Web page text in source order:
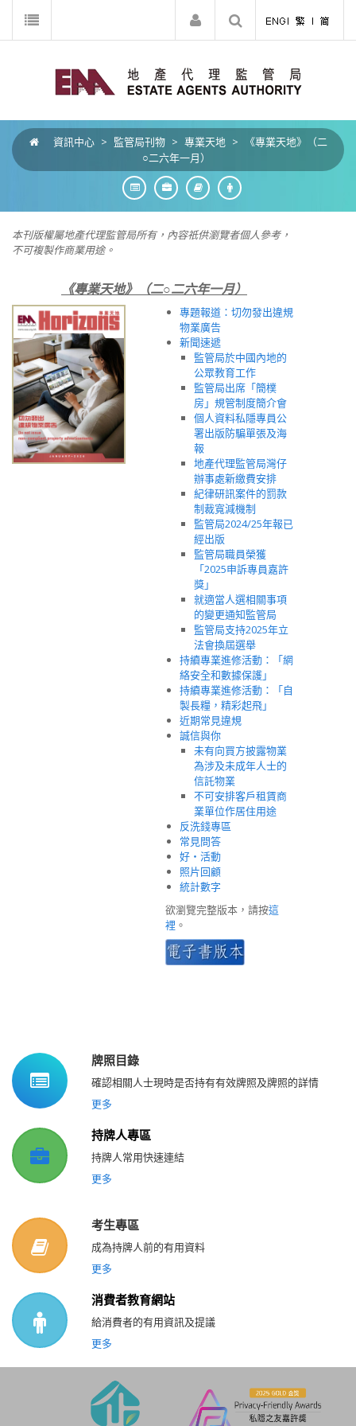
資訊中心 > 監管局刊物 > 專業天地 >
《專業天地》（二
○二六年一月）
本刊版權屬地產代理監管局所有，內容祇供瀏覽者個人參考，
不可複製作商業用途。
《專業天地》（二○二六年一月）
專題報道：切勿發出違規
物業廣告
新聞速遞
監管局於中國內地的
公眾教育工作
監管局出席「簡樸
房」規管制度簡介會
個人資料私隱專員公
署出版防騙單張及海
報
地產代理監管局灣仔
辦事處新繳費安排
紀律研訊案件的罰款
制裁寬減機制
監管局2024/25年報已
經出版
監管局職員榮獲
「2025申訴專員嘉許
獎」
就適當人選相關事項
的變更通知監管局
監管局支持2025年立
法會換屆選舉
持續專業進修活動：「網
絡安全和數據保護」
持續專業進修活動：「自
製長糧，精彩起飛」
近期常見違規
誠信與你
未有向買方披露物業
為涉及未成年人士的
信託物業
不可安排客戶租賃商
業單位作居住用途
反洗錢專區
常見問答
好‧活動
照片回顧
統計數字
欲瀏覽完整版本，請按這
裡 。
牌照目錄
確認相關人士現時是否持有有效牌照及牌照的詳情
更多
持牌人專區
持牌人常用快速連結
更多
考生專區
成為持牌人前的有用資料
更多
消費者教育網站
給消費者的有用資訊及提議
更多